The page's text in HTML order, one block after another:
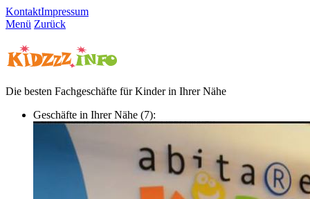
KontaktImpressum
Menü Zurück
Die besten Fachgeschäfte für Kinder in Ihrer Nähe
Geschäfte in Ihrer Nähe (7):